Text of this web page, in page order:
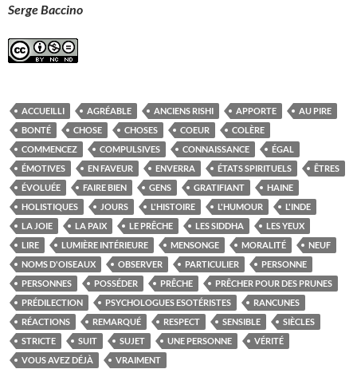
Serge Baccino
ACCUEILLI AGRÉABLE ANCIENS RISHI APPORTE
AU PIRE
BONTÉ
CHOSE CHOSES COEUR
COLÈRE
COMMENCEZ
COMPULSIVES CONNAISSANCE
ÉGAL
ÉMOTIVES
EN FAVEUR ENVERRA ÉTATS SPIRITUELS
ÊTRES
ÉVOLUÉE
FAIRE BIEN GENS GRATIFIANT
HAINE
HOLISTIQUES
JOURS L'HISTOIRE L'HUMOUR
L'INDE
LA JOIE
LA PAIX LE PRÊCHE LES SIDDHA
LES YEUX
LIRE
LUMIÈRE INTÉRIEURE MENSONGE MORALITÉ
NEUF
NOMS D'OISEAUX
OBSERVER PARTICULIER
PERSONNE
PERSONNES
POSSÉDER PRÊCHE
PRÊCHER POUR DES PRUNES
PRÉDILECTION
PSYCHOLOGUES ESOTÉRISTES
RANCUNES
RÉACTIONS
REMARQUÉ RESPECT SENSIBLE
SIÈCLES
STRICTE
SUIT SUJET UNE PERSONNE
VÉRITÉ
VOUS AVEZ DÉJÀ
VRAIMENT